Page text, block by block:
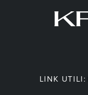
LINK UTILI: